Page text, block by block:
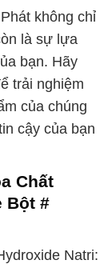
không chỉ
là sự lựa
bạn. Hãy
trải nghiệm
của chúng
cậy của bạn
Chất
Bột #
Natri: